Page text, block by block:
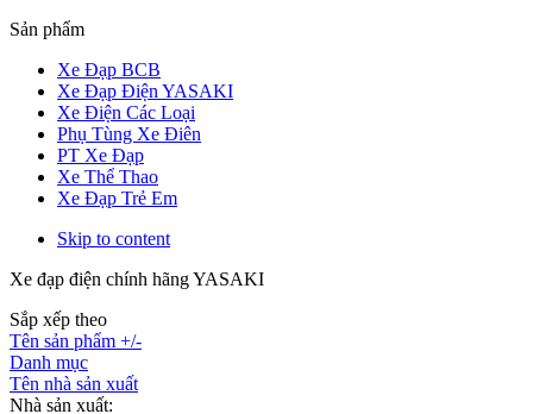
Sản phẩm
Xe Đạp BCB
Xe Đạp Điện YASAKI
Xe Điện Các Loại
Phụ Tùng Xe Điên
PT Xe Đạp
Xe Thể Thao
Xe Đạp Trẻ Em
Skip to content
Xe đạp điện chính hãng YASAKI
Sắp xếp theo
Tên sản phẩm +/-
Danh mục
Tên nhà sản xuất
Nhà sản xuất: